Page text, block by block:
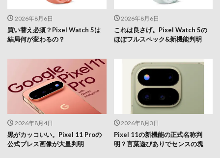
2026年8月6日
買い替え必須？Pixel Watch 5は
結局何が変わるの？
2026年8月6日
これは良さげ。Pixel Watch 5の
ほぼフルスペック&新機能判明
2026年8月4日
黒がカッコいい。Pixel 11 Proの
公式プレス画像が大量判明
2026年8月3日
Pixel 11の新機能の正式名称判
明？言葉遊びありでセンスの塊